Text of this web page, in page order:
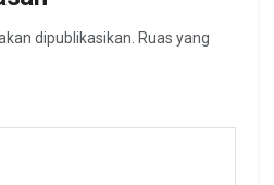
dipublikasikan. Ruas yang